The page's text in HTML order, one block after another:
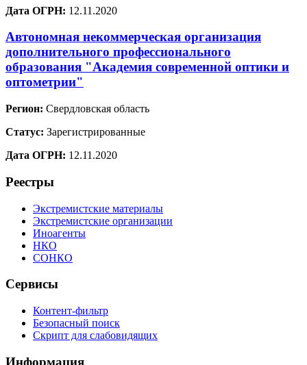
Дата ОГРН: 12.11.2020
Автономная некоммерческая организация
дополнительного профессионального
образования "Академия современной оптики и
оптометрии"
Регион: Свердловская область
Статус: Зарегистрированные
Дата ОГРН: 12.11.2020
Реестры
Экстремистские материалы
Экстремистские организации
Иноагенты
НКО
СОНКО
Сервисы
Контент-фильтр
Безопасный поиск
Скрипт для слабовидящих
Информация